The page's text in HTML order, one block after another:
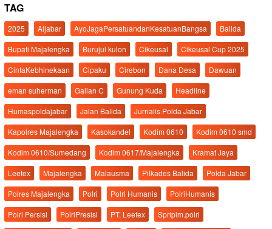
TAG
2025 Aljabar AyoJagaPersatuandanKesatuanBangsa
Balida
Bupati Majalengka
Burujul kulon Cikeusal
Cikeusal Cup 2025
CintaKebhinekaan
Cipaku Cirebon Dana Desa
Dawuan
eman suherman
Galian C Gunung Kuda
Headline
Humaspoldajabar
Jalan Balida
Jurnalis Polda Jabar
Kapolres Majalengka
Kasokandel Kodim 0610
Kodim 0610 smd
Kodim 0610/Sumedang
Kodim 0617/Majalengka
Kramat Jaya
Leetex
Majalengka Malausma Pilkades Balida
Polda Jabar
Polres Majalengka
Polri Polri Humanis
PolriHumanis
Polri Persisi
PolriPresisi PT. Leetex
Spripim.polri